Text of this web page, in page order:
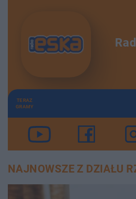
TERAZ
GRAMY
NAJNOWSZE Z DZIAŁU